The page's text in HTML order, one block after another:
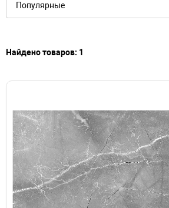
Найдено товаров: 1